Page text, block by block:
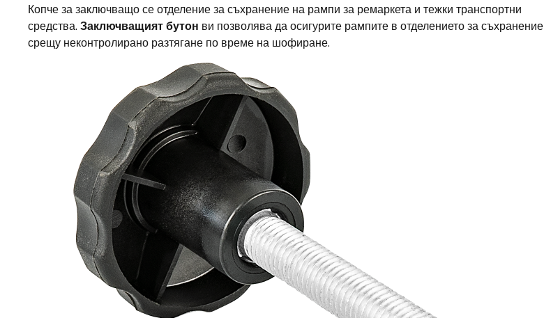
Копче за заключващо се отделение за съхранение на рампи за ремаркета и тежки транспортни
средства. Заключващият бутон ви позволява да осигурите рампите в отделението за съхранение
срещу неконтролирано разтягане по време на шофиране.